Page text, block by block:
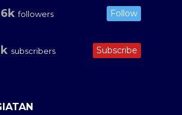
followers Follow
subscribers Subscribe